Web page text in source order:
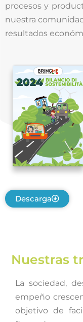
procesos y
nuestra
resultados
Descarga
Nuestras
La sociedad,
empeño
objetivo de